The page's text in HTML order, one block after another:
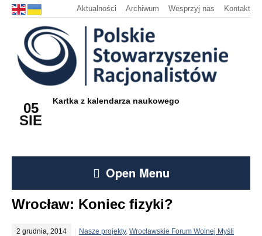
Aktualności Archiwum Wesprzyj nas Kontakt
05
SIE
Kartka z kalendarza naukowego
Open Menu
Wrocław: Koniec fizyki?
2 grudnia, 2014 Nasze projekty, Wrocławskie Forum Wolnej Myśli